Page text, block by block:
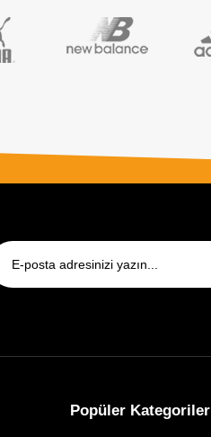
Popüler Kategoriler